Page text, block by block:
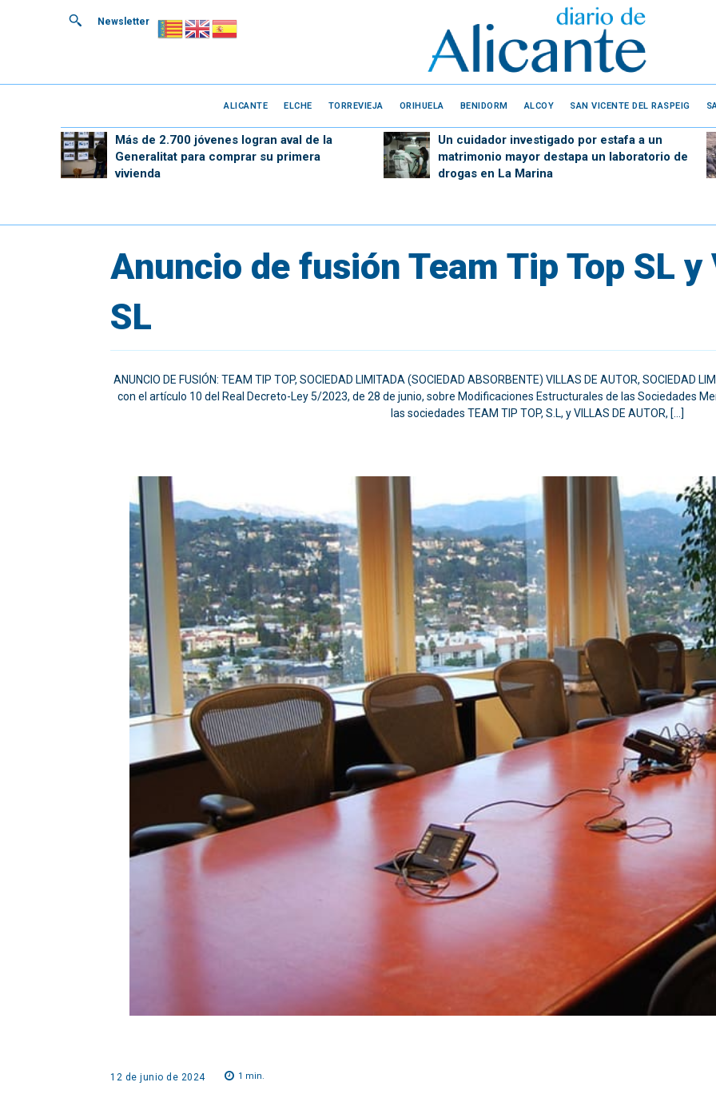
Newsletter
ALICANTE ELCHE TORREVIEJA ORIHUELA BENIDORM ALCOY SAN VICENTE DEL RASPEIG
Más de 2.700 jóvenes logran aval de la
Generalitat para comprar su primera
vivienda
Un cuidador investigado por estafa a un
matrimonio mayor destapa un laboratorio de
drogas en La Marina
Anuncio de fusión Team Tip Top SL
SL
ANUNCIO DE FUSIÓN: TEAM TIP TOP, SOCIEDAD LIMITADA (SOCIEDAD ABSORBENTE) VILLAS DE AUTOR, SOCIEDAD
con el artículo 10 del Real Decreto-Ley 5/2023, de 28 de junio, sobre Modificaciones Estructurales de las Sociedades
las sociedades TEAM TIP TOP, S.L, y VILLAS DE AUTOR, […]
12 de junio de 2024 1 min.